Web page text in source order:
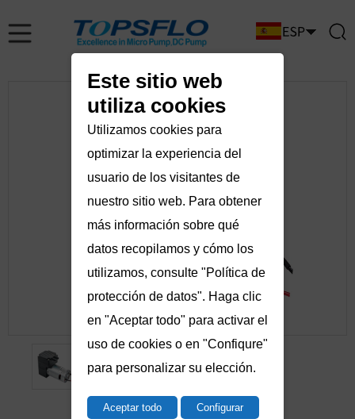
Este sitio web
utiliza cookies
Utilizamos cookies para
optimizar la experiencia del
usuario de los visitantes de
nuestro sitio web. Para obtener
más información sobre qué
datos recopilamos y cómo los
utilizamos, consulte "Política de
protección de datos". Haga clic
en "Aceptar todo" para activar el
uso de cookies o en "Confiqure"
para personalizar su elección.
Aceptar todo Configurar